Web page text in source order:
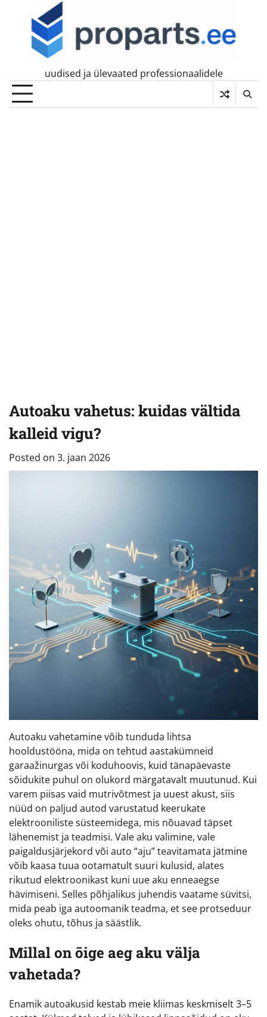
content
uudised ja ülevaated professionaalidele
Autoaku vahetus: kuidas vältida
kalleid vigu?
Posted on 3. jaan 2026
Autoaku vahetamine võib tunduda lihtsa
hooldustööna, mida on tehtud aastakümneid
garaažinurgas või koduhoovis, kuid tänapäevaste
sõidukite puhul on olukord märgatavalt muutunud. Kui
varem piisas vaid mutrivõtmest ja uuest akust, siis
nüüd on paljud autod varustatud keerukate
elektrooniliste süsteemidega, mis nõuavad täpset
lähenemist ja teadmisi. Vale aku valimine, vale
paigaldusjärjekord või auto “aju” teavitamata jätmine
võib kaasa tuua ootamatult suuri kulusid, alates
rikutud elektroonikast kuni uue aku enneaegse
hävimiseni. Selles põhjalikus juhendis vaatame süvitsi,
mida peab iga autoomanik teadma, et see protseduur
oleks ohutu, tõhus ja säästlik.
Millal on õige aeg aku välja
vahetada?
Enamik autoakusid kestab meie kliimas keskmiselt 3–5